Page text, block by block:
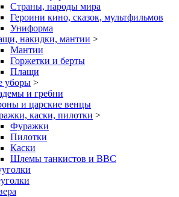
Страны, народы мира
Героини кино, сказок, мультфильмов
Униформа
накидки, мантии >
Мантии
Горжетки и берты
Плащи
уборы >
и гребни
и царские венцы
каски, пилотки >
Фуражки
Пилотки
Каски
Шлемы танкистов и ВВС